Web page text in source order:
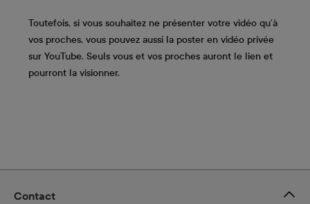
Toutefois, si vous souhaitez ne présenter votre vidéo qu’à
vos proches, vous pouvez aussi la poster en vidéo privée
sur YouTube. Seuls vous et vos proches auront le lien et
pourront la visionner.
Contact